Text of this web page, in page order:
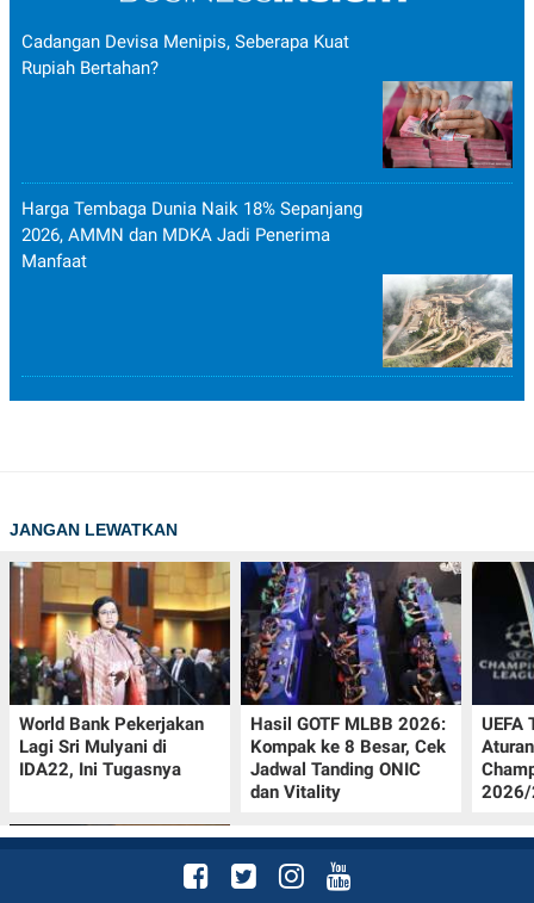
Cadangan Devisa Menipis, Seberapa Kuat
Rupiah Bertahan?
Harga Tembaga Dunia Naik 18% Sepanjang
2026, AMMN dan MDKA Jadi Penerima
Manfaat
JANGAN LEWATKAN
World Bank Pekerjakan
Lagi Sri Mulyani di
IDA22, Ini Tugasnya
Hasil GOTF MLBB 2026:
Kompak ke 8 Besar, Cek
Jadwal Tanding ONIC
dan Vitality
UEFA
2026/